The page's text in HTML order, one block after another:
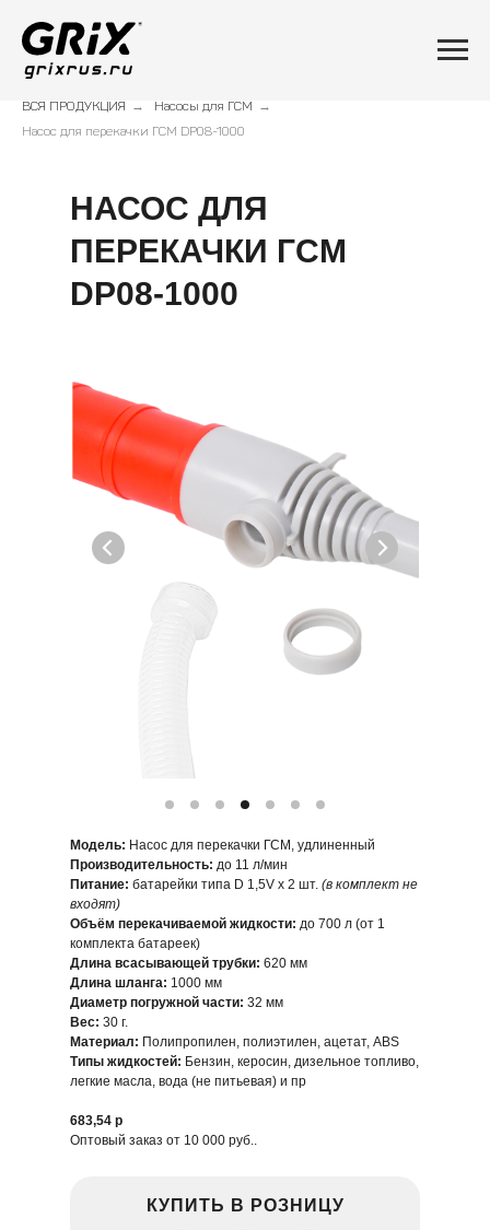
ВСЯ ПРОДУКЦИЯ → Насосы для ГСМ →
Насос для перекачки ГСМ DP08-1000
Модель: Насос для перекачки ГСМ, удлиненный
Производительность: до 11 л/мин
Питание: батарейки типа D 1,5V x 2 шт. (в комплект не
входят)
Объём перекачиваемой жидкости: до 700 л (от 1
комплекта батареек)
Длина всасывающей трубки: 620 мм
Длина шланга: 1000 мм
Диаметр погружной части: 32 мм
Вес: 30 г.
Материал: Полипропилен, полиэтилен, ацетат, ABS
Типы жидкостей: Бензин, керосин, дизельное топливо,
легкие масла, вода (не питьевая) и пр
683,54 р
Оптовый заказ от 10 000 руб..
НАСОС ДЛЯ
ПЕРЕКАЧКИ ГСМ
DP08-1000
КУПИТЬ В РОЗНИЦУ